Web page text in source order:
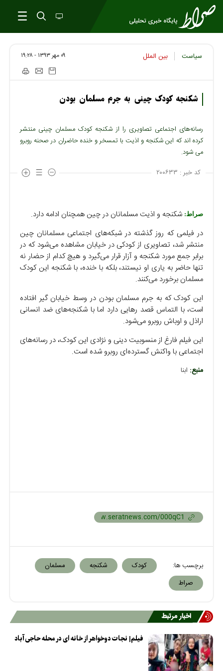
سیاست بین الملل ۰۹ مهر ۱۳۹۳ - ۱۹:۲۸
شکنجه کودک چینی به جرم مسلمان بودن
رسانه‌های اجتماعی تصاویری را از شکنجه کودک مسلمان چینی منتشر
کرده اند که این شکنجه و اذیت با تمسخر و خنده حاضران در صحنه روبرو
می شود.
کد خبر : ۲۰۰۶۳۳
صراط: شکنجه و اذیت مسلمانان در چین همچنان ادامه دارد.
در فیلمی که روز گذشته در شبکه‌های اجتماعی مسلمانان چین
منتشر شد، تصاویری از کودکی در خیابان مشاهده می‌شود که در
برابر جمع مورد شکنجه و آزار قرار می‌گیرد و هیچ کدام از حضار نه
تنها حاضر به یاری او نیستند، بلکه با خنده، با شکنجه این کودک
مسلمان برخورد می‌کنند.
این کودک که به جرم مسلمان بودن در وسط خیابان گیر افتاده
است، با التماس قصد رهایی دارد اما با شکنجه‌های ضد انسانی
اراذل و اوباش روبرو می‌شود.
این فیلم فارغ از منسوبیت دینی و نژادی این کودک، در رسانه‌های
اجتماعی با واکنش گسترده‌ای روبرو شده است.
منبع: ابنا
برچسب ها: کودک شکنجه
مسلمان
صراط
اخبار مرتبط
فیلم| نجات دوخواهر از خانه ای در محله حاجی‌آباد